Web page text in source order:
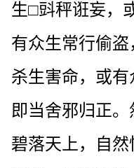
生□㪷秤诳妄，
有众生常行偷
杀生害命，或有
即当舍邪归正。
碧落天上，自